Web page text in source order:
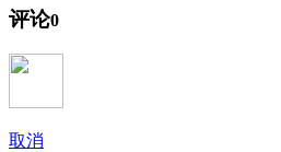
评论0
取消